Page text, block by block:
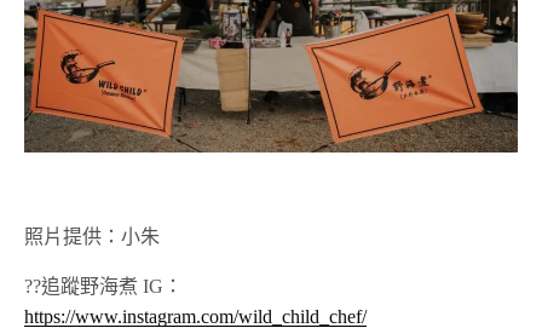
照片提供：小朱
??追蹤野海煮 IG：
https://www.instagram.com/wild_child_chef/